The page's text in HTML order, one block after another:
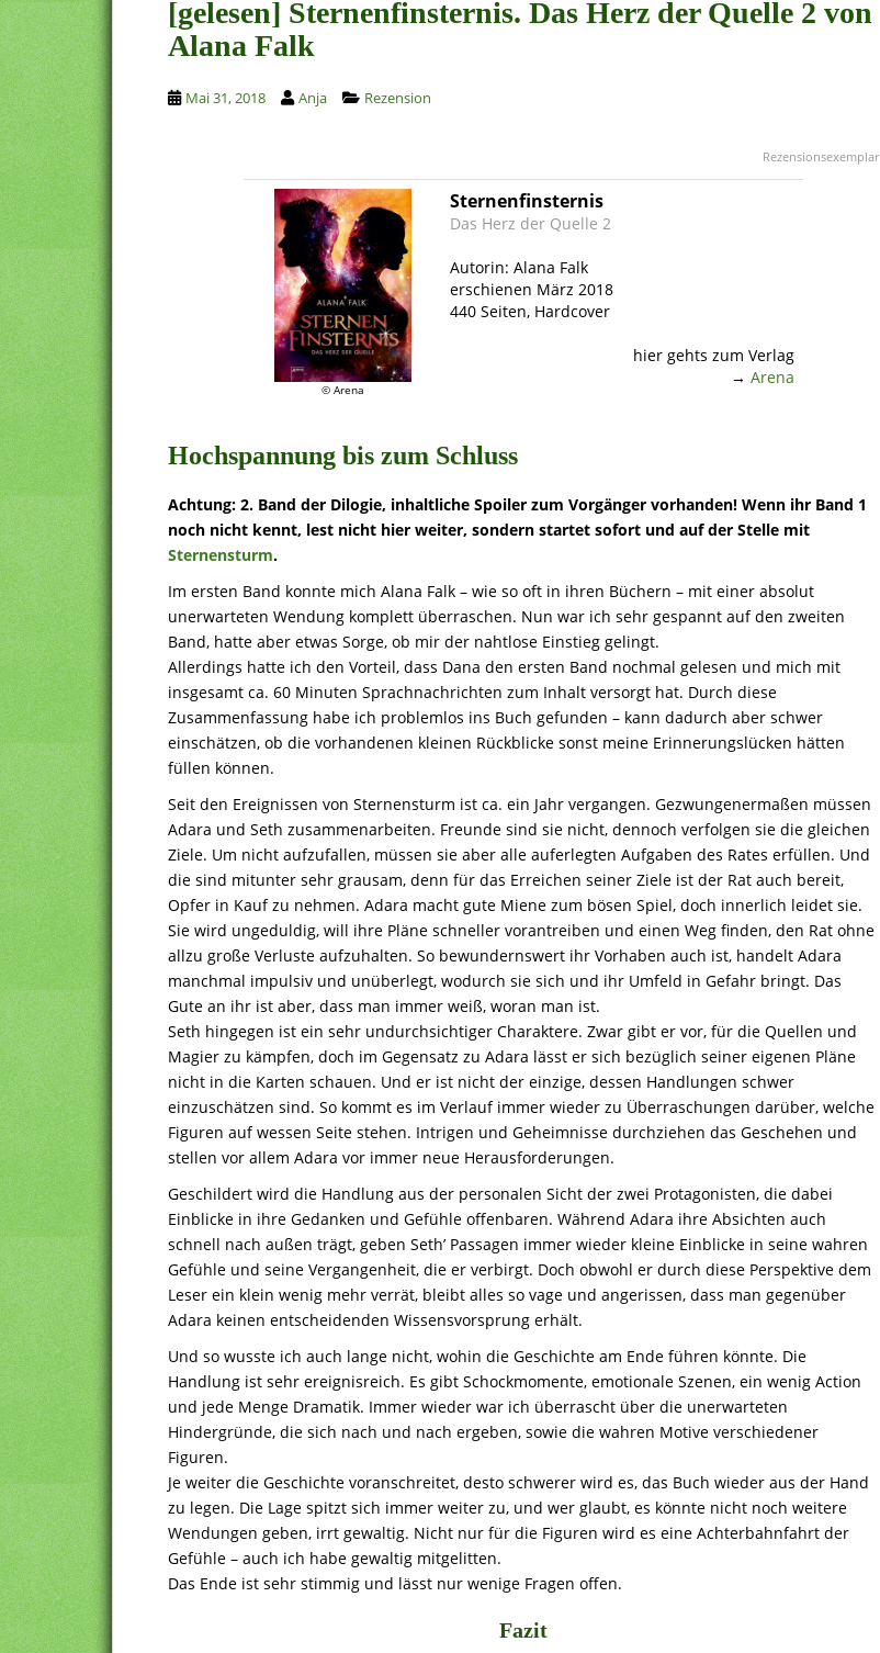
[gelesen] Sternenfinsternis. Das Herz der Quelle 2 von
Alana Falk
Mai 31, 2018 Anja Rezension
Rezensionsexemplar
© Arena
Sternenfinsternis
Das Herz der Quelle 2
Autorin: Alana Falk
erschienen März 2018
440 Seiten, Hardcover
hier gehts zum Verlag
→ Arena
Hochspannung bis zum Schluss
Achtung: 2. Band der Dilogie, inhaltliche Spoiler zum Vorgänger vorhanden! Wenn ihr Band 1
noch nicht kennt, lest nicht hier weiter, sondern startet sofort und auf der Stelle mit
Sternensturm.
Im ersten Band konnte mich Alana Falk – wie so oft in ihren Büchern – mit einer absolut
unerwarteten Wendung komplett überraschen. Nun war ich sehr gespannt auf den zweiten
Band, hatte aber etwas Sorge, ob mir der nahtlose Einstieg gelingt.
Allerdings hatte ich den Vorteil, dass Dana den ersten Band nochmal gelesen und mich mit
insgesamt ca. 60 Minuten Sprachnachrichten zum Inhalt versorgt hat. Durch diese
Zusammenfassung habe ich problemlos ins Buch gefunden – kann dadurch aber schwer
einschätzen, ob die vorhandenen kleinen Rückblicke sonst meine Erinnerungslücken hätten
füllen können.
Seit den Ereignissen von Sternensturm ist ca. ein Jahr vergangen. Gezwungenermaßen müssen
Adara und Seth zusammenarbeiten. Freunde sind sie nicht, dennoch verfolgen sie die gleichen
Ziele. Um nicht aufzufallen, müssen sie aber alle auferlegten Aufgaben des Rates erfüllen. Und
die sind mitunter sehr grausam, denn für das Erreichen seiner Ziele ist der Rat auch bereit,
Opfer in Kauf zu nehmen. Adara macht gute Miene zum bösen Spiel, doch innerlich leidet sie.
Sie wird ungeduldig, will ihre Pläne schneller vorantreiben und einen Weg finden, den Rat ohne
allzu große Verluste aufzuhalten. So bewundernswert ihr Vorhaben auch ist, handelt Adara
manchmal impulsiv und unüberlegt, wodurch sie sich und ihr Umfeld in Gefahr bringt. Das
Gute an ihr ist aber, dass man immer weiß, woran man ist.
Seth hingegen ist ein sehr undurchsichtiger Charaktere. Zwar gibt er vor, für die Quellen und
Magier zu kämpfen, doch im Gegensatz zu Adara lässt er sich bezüglich seiner eigenen Pläne
nicht in die Karten schauen. Und er ist nicht der einzige, dessen Handlungen schwer
einzuschätzen sind. So kommt es im Verlauf immer wieder zu Überraschungen darüber, welche
Figuren auf wessen Seite stehen. Intrigen und Geheimnisse durchziehen das Geschehen und
stellen vor allem Adara vor immer neue Herausforderungen.
Geschildert wird die Handlung aus der personalen Sicht der zwei Protagonisten, die dabei
Einblicke in ihre Gedanken und Gefühle offenbaren. Während Adara ihre Absichten auch
schnell nach außen trägt, geben Seth’ Passagen immer wieder kleine Einblicke in seine wahren
Gefühle und seine Vergangenheit, die er verbirgt. Doch obwohl er durch diese Perspektive dem
Leser ein klein wenig mehr verrät, bleibt alles so vage und angerissen, dass man gegenüber
Adara keinen entscheidenden Wissensvorsprung erhält.
Und so wusste ich auch lange nicht, wohin die Geschichte am Ende führen könnte. Die
Handlung ist sehr ereignisreich. Es gibt Schockmomente, emotionale Szenen, ein wenig Action
und jede Menge Dramatik. Immer wieder war ich überrascht über die unerwarteten
Hindergründe, die sich nach und nach ergeben, sowie die wahren Motive verschiedener
Figuren.
Je weiter die Geschichte voranschreitet, desto schwerer wird es, das Buch wieder aus der Hand
zu legen. Die Lage spitzt sich immer weiter zu, und wer glaubt, es könnte nicht noch weitere
Wendungen geben, irrt gewaltig. Nicht nur für die Figuren wird es eine Achterbahnfahrt der
Gefühle – auch ich habe gewaltig mitgelitten.
Das Ende ist sehr stimmig und lässt nur wenige Fragen offen.
Fazit